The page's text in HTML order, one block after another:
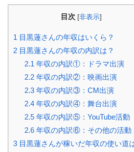
目次 [非表示]
1 目黒蓮さんの年収はいくら？
2 目黒蓮さんの年収の内訳は？
2.1 年収の内訳①：ドラマ出演
2.2年収の内訳②：映画出演
2.3年収の内訳③：CM出演
2.4年収の内訳④：舞台出演
2.5年収の内訳⑤：YouTube活動
2.6年収の内訳⑥：その他の活動
3 目黒蓮さんが稼いだ年収の使い道